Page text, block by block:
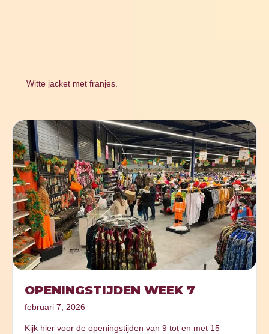
Witte jacket met franjes.
OPENINGSTIJDEN WEEK 7
februari 7, 2026
Kijk hier voor de openingstijden van 9 tot en met 15